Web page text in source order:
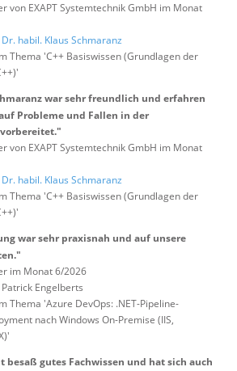
von EXAPT Systemtechnik GmbH im Monat
Dr. habil. Klaus Schmaranz
Thema 'C++ Basiswissen (Grundlagen der
war sehr freundlich und erfahren
Probleme und Fallen in der
von EXAPT Systemtechnik GmbH im Monat
Dr. habil. Klaus Schmaranz
Thema 'C++ Basiswissen (Grundlagen der
war sehr praxisnah und auf unsere
im Monat 6/2026
Engelberts
Thema 'Azure DevOps: .NET-Pipeline-
nach Windows On-Premise (IIS,
besaß gutes Fachwissen und hat sich auch